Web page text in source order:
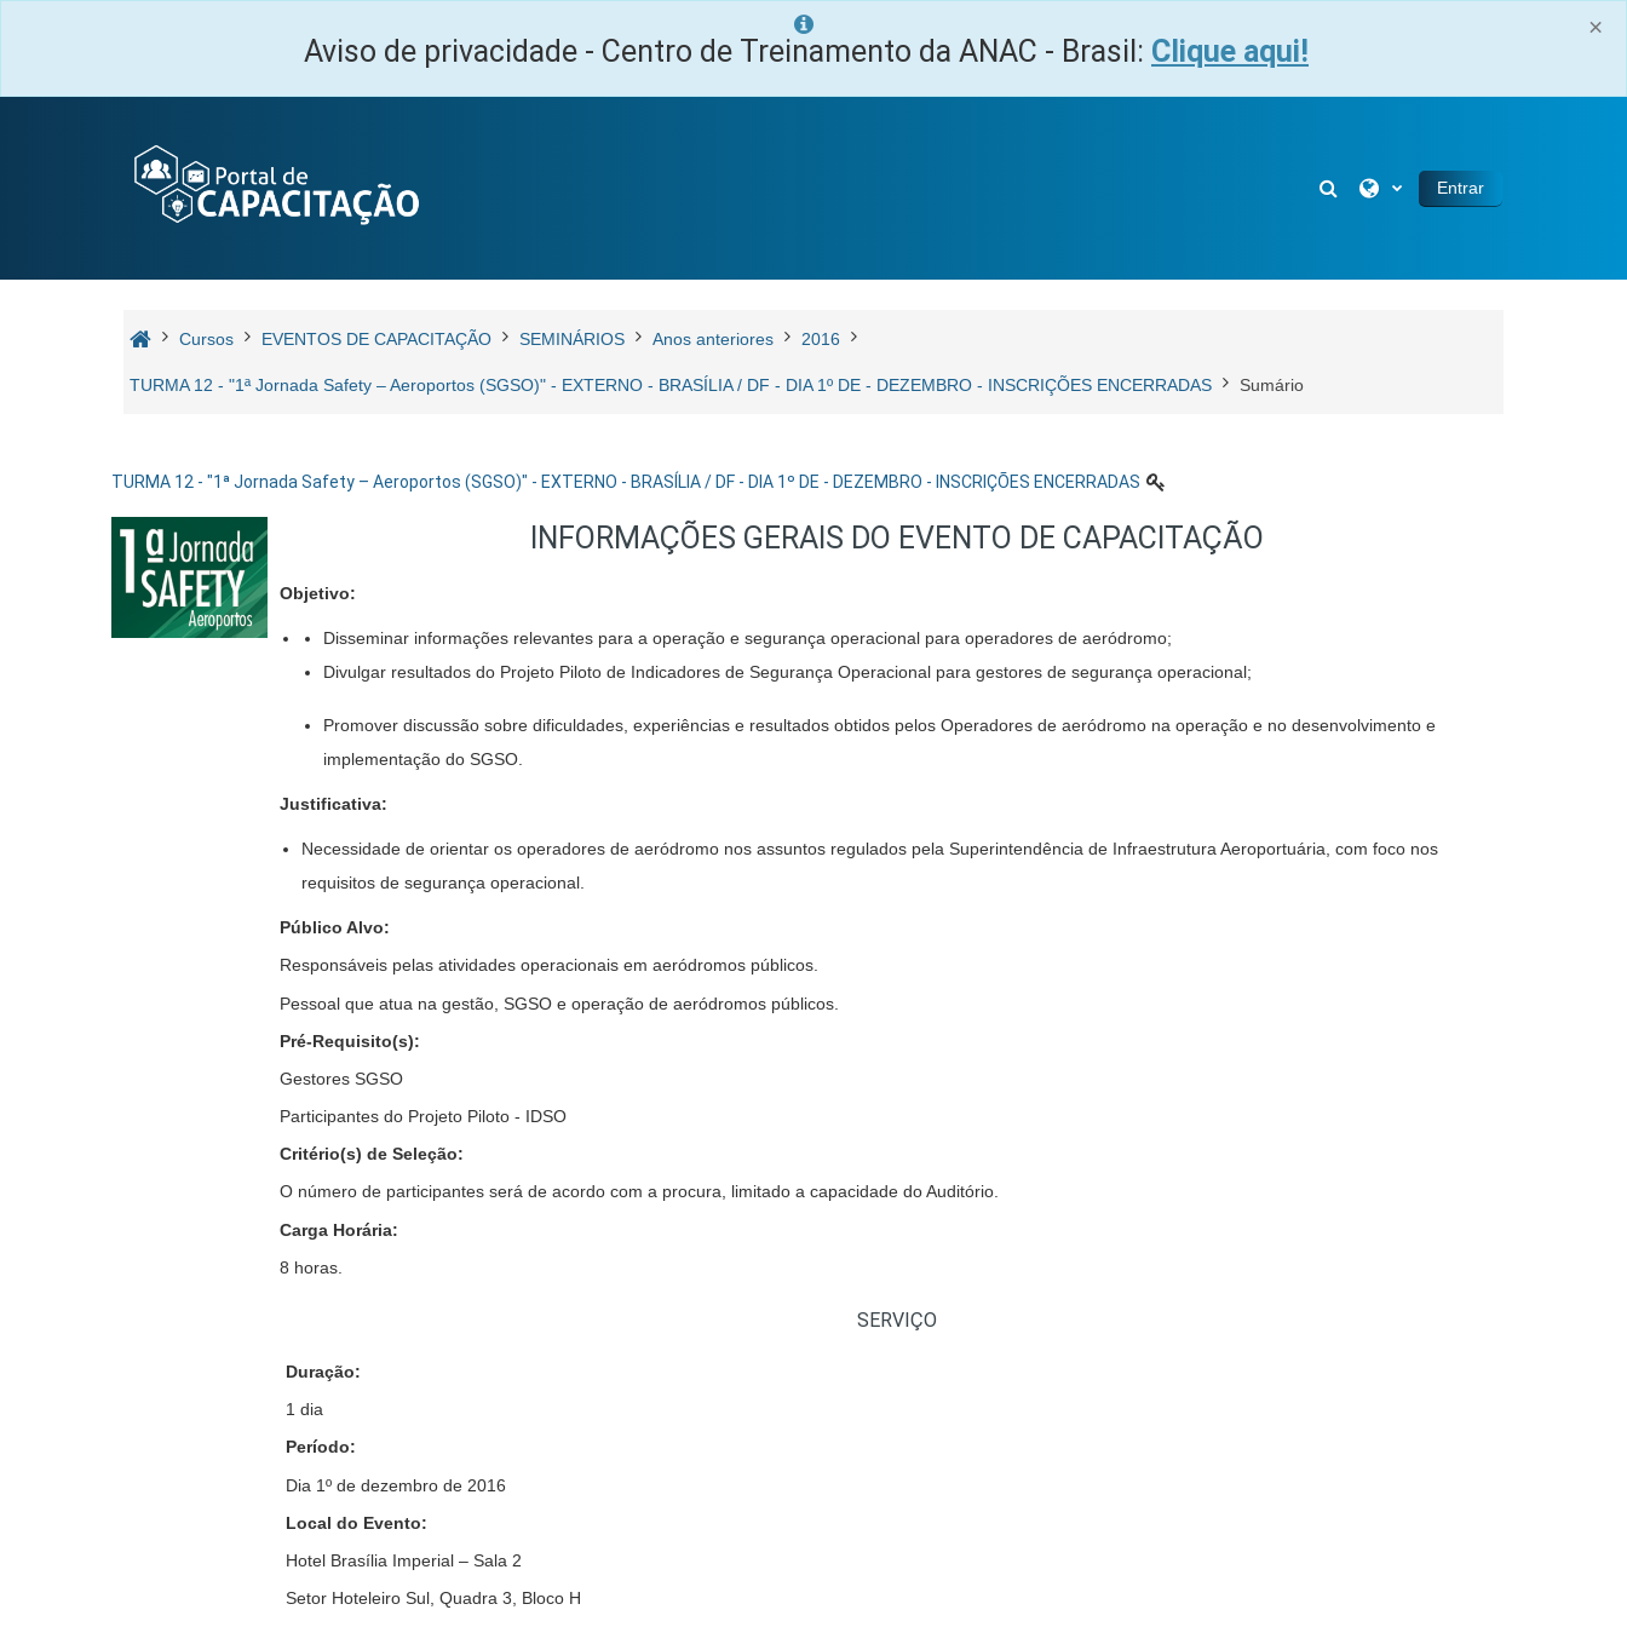
×
Aviso de privacidade - Centro de Treinamento da ANAC - Brasil: Clique aqui!
Alternar entrada de pesquisa
Entrar
Cursos EVENTOS DE CAPACITAÇÃO SEMINÁRIOS Anos anteriores 2016
TURMA 12 - "1ª Jornada Safety – Aeroportos (SGSO)" - EXTERNO - BRASÍLIA / DF - DIA 1º DE - DEZEMBRO - INSCRIÇÕES ENCERRADAS Sumário
TURMA 12 - "1ª Jornada Safety – Aeroportos (SGSO)" - EXTERNO - BRASÍLIA / DF - DIA 1º DE - DEZEMBRO - INSCRIÇÕES ENCERRADAS
INFORMAÇÕES GERAIS DO EVENTO DE CAPACITAÇÃO
Objetivo:
Disseminar informações relevantes para a operação e segurança operacional para operadores de aeródromo;
Divulgar resultados do Projeto Piloto de Indicadores de Segurança Operacional para gestores de segurança operacional;
Promover discussão sobre dificuldades, experiências e resultados obtidos pelos Operadores de aeródromo na operação e no desenvolvimento e
implementação do SGSO.
Justificativa:
Necessidade de orientar os operadores de aeródromo nos assuntos regulados pela Superintendência de Infraestrutura Aeroportuária, com foco nos
requisitos de segurança operacional.
Público Alvo:
Responsáveis pelas atividades operacionais em aeródromos públicos.
Pessoal que atua na gestão, SGSO e operação de aeródromos públicos.
Pré-Requisito(s):
Gestores SGSO
Participantes do Projeto Piloto - IDSO
Critério(s) de Seleção:
O número de participantes será de acordo com a procura, limitado a capacidade do Auditório.
Carga Horária:
8 horas.
SERVIÇO
Duração:
1 dia
Período:
Dia 1º de dezembrode 2016
Local do Evento:
Hotel Brasília Imperial – Sala 2
Setor Hoteleiro Sul, Quadra 3, Bloco H